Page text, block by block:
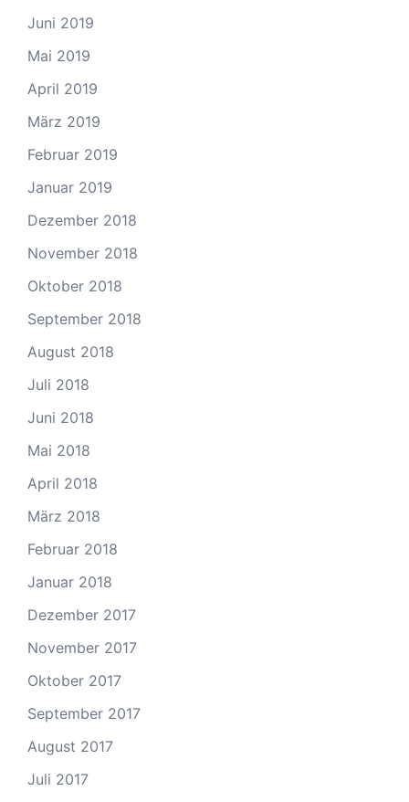
Juni 2019
Mai 2019
April 2019
März 2019
Februar 2019
Januar 2019
Dezember 2018
November 2018
Oktober 2018
September 2018
August 2018
Juli 2018
Juni 2018
Mai 2018
April 2018
März 2018
Februar 2018
Januar 2018
Dezember 2017
November 2017
Oktober 2017
September 2017
August 2017
Juli 2017